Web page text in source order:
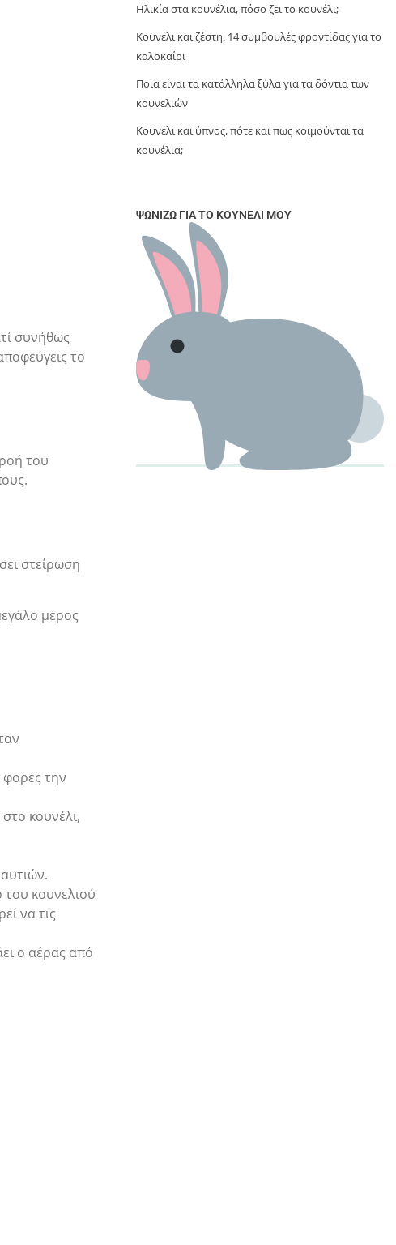
συνήθως
το
του
στείρωση
μέρος
φορές την
κουνέλι,
κουνελιού
να τις
ο αέρας από
Ηλικία στα κουνέλια, πόσο ζει το κουνέλι;
Κουνέλι και ζέστη. 14 συμβουλές φροντίδας για το
καλοκαίρι
Ποια είναι τα κατάλληλα ξύλα για τα δόντια των
κουνελιών
Κουνέλι και ύπνος, πότε και πως κοιμούνται τα
κουνέλια;
ΨΩΝΊΖΩ ΓΙΑ ΤΟ ΚΟΥΝΈΛΙ ΜΟΥ